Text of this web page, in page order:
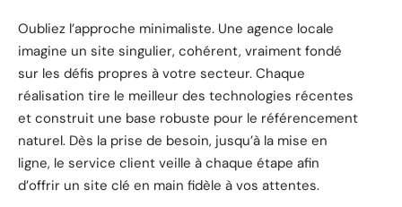
Oubliez l’approche minimaliste. Une agence locale
imagine un site singulier, cohérent, vraiment fondé
sur les défis propres à votre secteur. Chaque
réalisation tire le meilleur des technologies récentes
et construit une base robuste pour le référencement
naturel. Dès la prise de besoin, jusqu’à la mise en
ligne, le service client veille à chaque étape afin
d’offrir un site clé en main fidèle à vos attentes.